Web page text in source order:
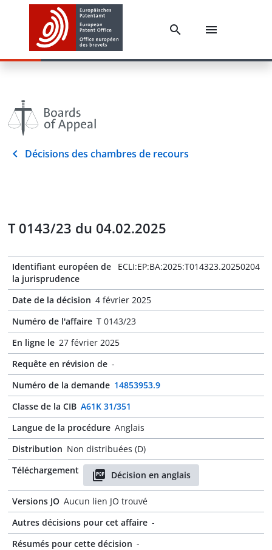
Décisions des chambres de recours
T 0143/23 du 04.02.2025
Identifiant européen de
la jurisprudence
ECLI:EP:BA:2025:T014323.20250204
Date de la décision 4 février 2025
Numéro de l'affaire T 0143/23
En ligne le 27 février 2025
Requête en révision de -
Numéro de la demande 14853953.9
Classe de la CIB A61K 31/351
Langue de la procédure Anglais
Distribution Non distribuées (D)
Téléchargement
Décision en anglais
Versions JO Aucun lien JO trouvé
Autres décisions pour cet affaire -
Résumés pour cette décision -